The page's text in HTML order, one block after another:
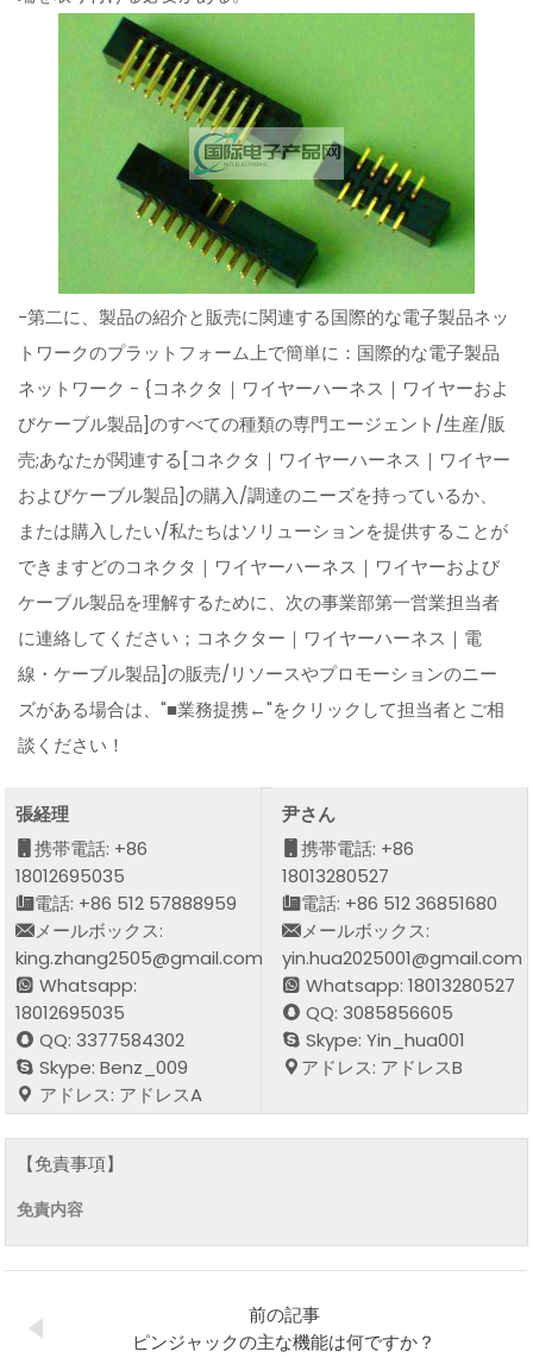
-第二に、製品の紹介と販売に関連する国際的な電子製品ネッ
トワークのプラットフォーム上で簡単に：国際的な電子製品
ネットワーク - {コネクタ｜ワイヤーハーネス｜ワイヤーおよ
びケーブル製品]のすべての種類の専門エージェント/生産/販
売;あなたが関連する[コネクタ｜ワイヤーハーネス｜ワイヤー
およびケーブル製品]の購入/調達のニーズを持っているか、
または購入したい/私たちはソリューションを提供することが
できますどのコネクタ｜ワイヤーハーネス｜ワイヤーおよび
ケーブル製品を理解するために、次の事業部第一営業担当者
に連絡してください；コネクター｜ワイヤーハーネス｜電
線・ケーブル製品]の販売/リソースやプロモーションのニー
ズがある場合は、"■業務提携←"をクリックして担当者とご相
談ください！
張経理
携帯電話: +86
18012695035
電話: +86 512 57888959
メールボックス:
king.zhang2505@gmail.com
Whatsapp:
18012695035
QQ: 3377584302
Skype: Benz_009
アドレス: アドレスA
尹さん
携帯電話: +86
18013280527
電話: +86 512 36851680
メールボックス:
yin.hua2025001@gmail.com
Whatsapp: 18013280527
QQ: 3085856605
Skype: Yin_hua001
アドレス: アドレスB
【免責事項】
免責内容
前の記事
ピンジャックの主な機能は何ですか？